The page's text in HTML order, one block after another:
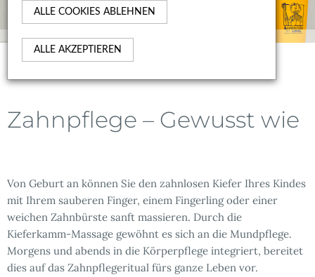
Zahnpflege – Gewusst wie
Von Geburt an können Sie den zahnlosen Kiefer Ihres Kindes
mit Ihrem sauberen Finger, einem Fingerling oder einer
weichen Zahnbürste sanft massieren. Durch die
Kieferkamm-Massage gewöhnt es sich an die Mundpflege.
Morgens und abends in die Körperpflege integriert, bereitet
dies auf das Zahnpflegeritual fürs ganze Leben vor.
ALLE COOKIES ABLEHNEN
ALLE AKZEPTIEREN